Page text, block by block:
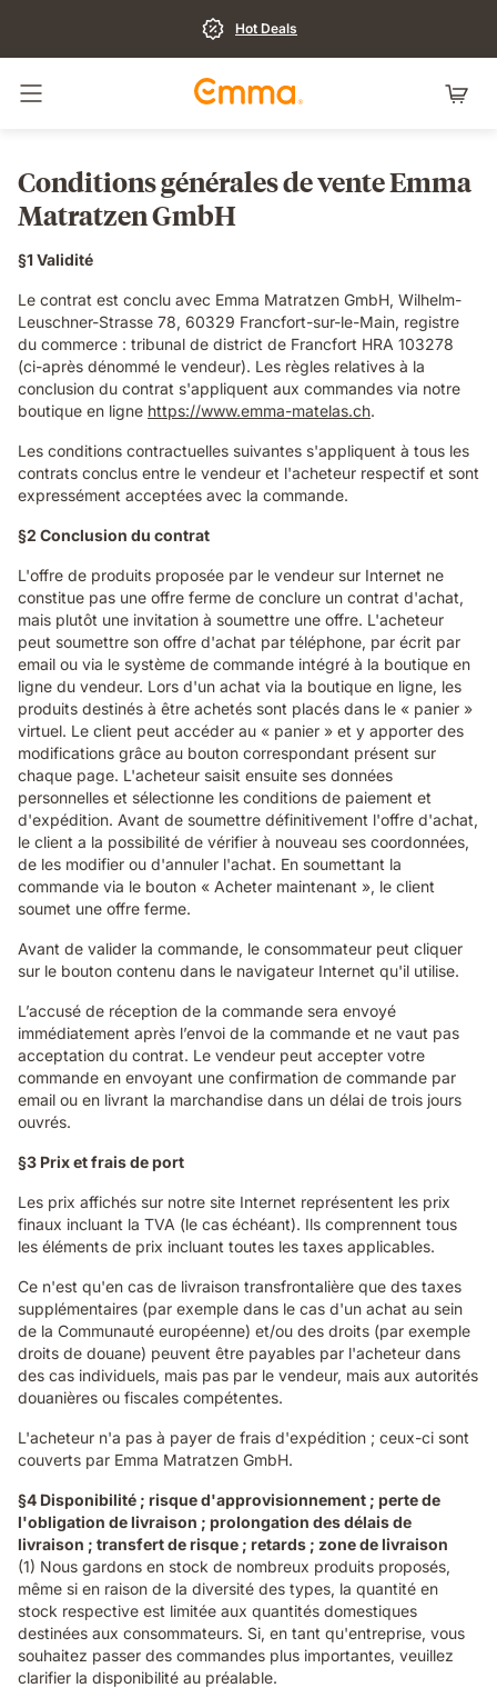
Hot Deals
Basculer la navigation
Conditions générales de vente Emma
Matratzen GmbH
§1 Validité
Le contrat est conclu avec Emma Matratzen GmbH, Wilhelm-
Leuschner-Strasse 78, 60329 Francfort-sur-le-Main, registre
du commerce : tribunal de district de Francfort HRA 103278
(ci-après dénommé le vendeur). Les règles relatives à la
conclusion du contrat s'appliquent aux commandes via notre
boutique en ligne https://www.emma-matelas.ch.
Les conditions contractuelles suivantes s'appliquent à tous les
contrats conclus entre le vendeur et l'acheteur respectif et sont
expressément acceptées avec la commande.
§2 Conclusion du contrat
L'offre de produits proposée par le vendeur sur Internet ne
constitue pas une offre ferme de conclure un contrat d'achat,
mais plutôt une invitation à soumettre une offre. L'acheteur
peut soumettre son offre d'achat par téléphone, par écrit par
email ou via le système de commande intégré à la boutique en
ligne du vendeur. Lors d'un achat via la boutique en ligne, les
produits destinés à être achetés sont placés dans le « panier »
virtuel. Le client peut accéder au « panier » et y apporter des
modifications grâce au bouton correspondant présent sur
chaque page. L'acheteur saisit ensuite ses données
personnelles et sélectionne les conditions de paiement et
d'expédition. Avant de soumettre définitivement l'offre d'achat,
le client a la possibilité de vérifier à nouveau ses coordonnées,
de les modifier ou d'annuler l'achat. En soumettant la
commande via le bouton « Acheter maintenant », le client
soumet une offre ferme.
Avant de valider la commande, le consommateur peut cliquer
sur le bouton contenu dans le navigateur Internet qu'il utilise.
L’accusé de réception de la commande sera envoyé
immédiatement après l’envoi de la commande et ne vaut pas
acceptation du contrat. Le vendeur peut accepter votre
commande en envoyant une confirmation de commande par
email ou en livrant la marchandise dans un délai de trois jours
ouvrés.
§3 Prix et frais de port
Les prix affichés sur notre site Internet représentent les prix
finaux incluant la TVA (le cas échéant). Ils comprennent tous
les éléments de prix incluant toutes les taxes applicables.
Ce n'est qu'en cas de livraison transfrontalière que des taxes
supplémentaires (par exemple dans le cas d'un achat au sein
de la Communauté européenne) et/ou des droits (par exemple
droits de douane) peuvent être payables par l'acheteur dans
des cas individuels, mais pas par le vendeur, mais aux autorités
douanières ou fiscales compétentes.
L'acheteur n'a pas à payer de frais d'expédition ; ceux-ci sont
couverts par Emma Matratzen GmbH.
§4 Disponibilité ; risque d'approvisionnement ; perte de
l'obligation de livraison ; prolongation des délais de
livraison ; transfert de risque ; retards ; zone de livraison
(1) Nous gardons en stock de nombreux produits proposés,
même si en raison de la diversité des types, la quantité en
stock respective est limitée aux quantités domestiques
destinées aux consommateurs. Si, en tant qu'entreprise, vous
souhaitez passer des commandes plus importantes, veuillez
clarifier la disponibilité au préalable.